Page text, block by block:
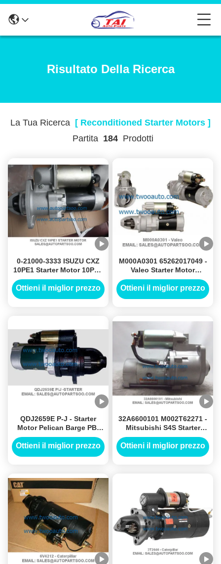
Risultato Della Ricerca
La Tua Ricerca [ Reconditioned Starter Motors ]
Partita 184 Prodotti
0-21000-3333 ISUZU CXZ
10PE1 Starter Motor 10PB1
10PD1 10PE1 CV CX CXZ
CUX V10
Ottieni il miglior prezzo
M000A0301 65262017049 -
Valeo Starter Motor
Daewoo D1146 DH220-3
DSL 24V 6.5, 7.0KW 11T
Ottieni il miglior prezzo
QDJ2659E P-J - Starter
Motor Pelican Barge PB-
2004 24V 5.5KW 11T
Ottieni il miglior prezzo
32A6600101 M002T62271 -
Mitsubishi S4S Starter
Motor 12V 2.2KW 10T
Ottieni il miglior prezzo